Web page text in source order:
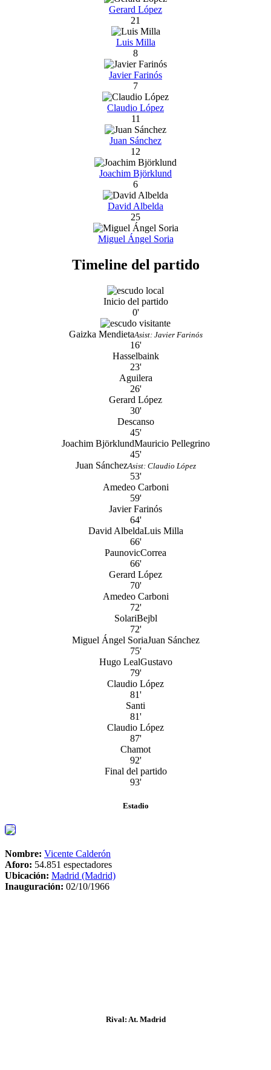
Gerard López
21
Luis Milla
8
Javier Farinós
7
Claudio López
11
Juan Sánchez
12
Joachim Björklund
6
David Albelda
25
Miguel Ángel Soria
Timeline del partido
Inicio del partido
0'
Gaizka MendietaAsist: Javier Farinós
16'
Hasselbaink
23'
Aguilera
26'
Gerard López
30'
Descanso
45'
Joachim BjörklundMauricio Pellegrino
45'
Juan SánchezAsist: Claudio López
53'
Amedeo Carboni
59'
Javier Farinós
64'
David AlbeldaLuis Milla
66'
PaunovicCorrea
66'
Gerard López
70'
Amedeo Carboni
72'
SolariBejbl
72'
Miguel Ángel SoriaJuan Sánchez
75'
Hugo LealGustavo
79'
Claudio López
81'
Santi
81'
Claudio López
87'
Chamot
92'
Final del partido
93'
Estadio
Nombre: Vicente Calderón
Aforo: 54.851 espectadores
Ubicación: Madrid (Madrid)
Inauguración: 02/10/1966
Rival: At. Madrid